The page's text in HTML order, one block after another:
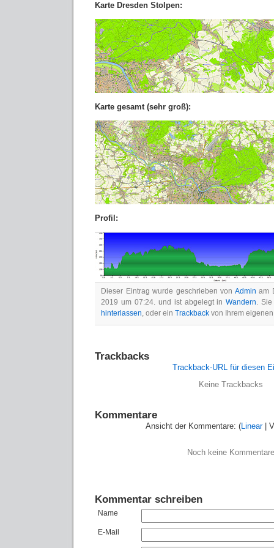
Karte Dresden Stolpen:
Karte gesamt (sehr groß):
Profil:
Dieser Eintrag wurde geschrieben von Admin am
2019 um 07:24. und ist abgelegt inWandern.
hinterlassen, oder ein Trackback von Ihrem
Trackbacks
Trackback-URL für diesen
Keine Trackbacks
Kommentare
Ansicht der Kommentare: (Linear|
Noch keine Kommentare
Kommentar schreiben
Name
E-Mail